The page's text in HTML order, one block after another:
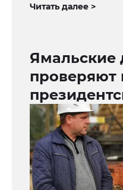
Читать далее >
Ямальские
проверяют